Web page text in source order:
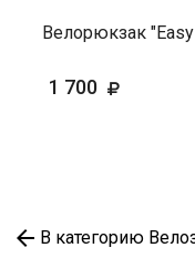
Велорюкзак
1 700
В категорию